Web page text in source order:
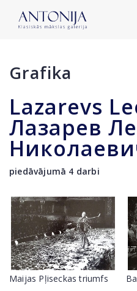
Grafika
Lazarevs
Лазарев
piedāvājumā 4 darbi
Maijas Pļiseckas triumfs